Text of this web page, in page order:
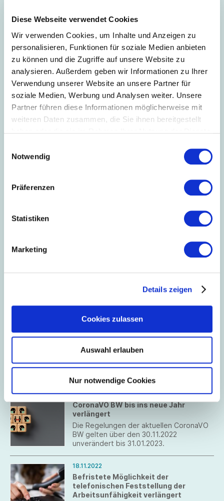
Diese Webseite verwendet Cookies
Wir verwenden Cookies, um Inhalte und Anzeigen zu
personalisieren, Funktionen für soziale Medien anbieten
zu können und die Zugriffe auf unsere Website zu
analysieren. Außerdem geben wir Informationen zu Ihrer
Verwendung unserer Website an unsere Partner für
soziale Medien, Werbung und Analysen weiter. Unsere
Partner führen diese Informationen möglicherweise mit
weiteren Daten zusammen, die Sie ihnen bereitgestellt
Notwendig
Präferenzen
Statistiken
Marketing
Details zeigen
Cookies zulassen
Auswahl erlauben
Nur notwendige Cookies
Coronavirus: Aufhebung etlicher
Die Landesregierung von Baden-
Württemberg, das
Bundesarbeitsministerium und die
Bundesregierung heben diverse
Coronaregelungen auf.
24.01.2023
Aufhebung der Corona-ArbSchV
wichtiges Signal für die Wirtschaft
Südwesttextil begrüßt die
Veröffentlichung eines
Corona-Pandemie: Ankündigung der
Bundesarbeitsminister Heil will die
Dezember 2022
Covid-19 als Berufskrankheit
Berufskrankheiten überarbeitet.
November 2022
24.11.2022
CoronaVO BW bis ins neue Jahr
verlängert
Die Regelungen der aktuellen CoronaVO
BW gelten über den 30.11.2022
unverändert bis 31.01.2023.
18.11.2022
Befristete Möglichkeit der
telefonischen Feststellung der
Arbeitsunfähigkeit verlängert